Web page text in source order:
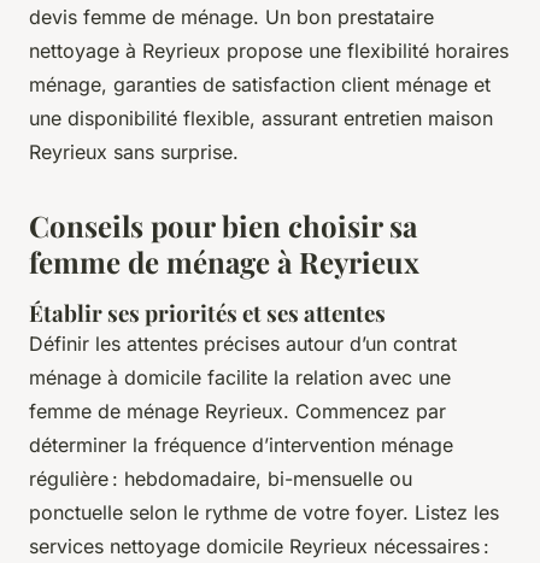
devis femme de ménage. Un bon prestataire
nettoyage à Reyrieux propose une flexibilité horaires
ménage, garanties de satisfaction client ménage et
une disponibilité flexible, assurant entretien maison
Reyrieux sans surprise.
Conseils pour bien choisir sa
femme de ménage à Reyrieux
Établir ses priorités et ses attentes
Définir les attentes précises autour d’un contrat
ménage à domicile facilite la relation avec une
femme de ménage Reyrieux. Commencez par
déterminer la fréquence d’intervention ménage
régulière : hebdomadaire, bi-mensuelle ou
ponctuelle selon le rythme de votre foyer. Listez les
services nettoyage domicile Reyrieux nécessaires :